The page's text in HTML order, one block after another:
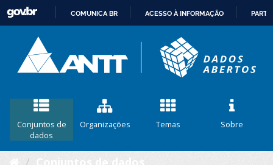
CONTEÚDO
COMUNICA BR ACESSO À INFORMAÇÃO
Conjuntos de
dados
Organizações Temas Sobre